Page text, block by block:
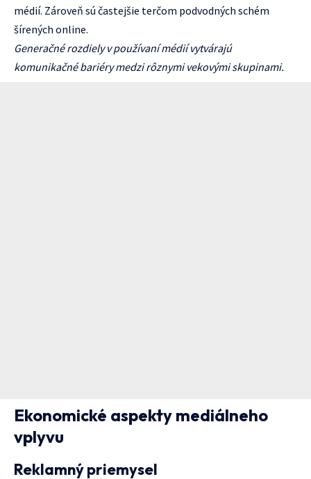
médií. Zároveň sú častejšie terčom podvodných schém
šírených online.
Generačné rozdiely v používaní médií vytvárajú
komunikačné bariéry medzi rôznymi vekovými skupinami.
Ekonomické aspekty mediálneho
vplyvu
Reklamný priemysel